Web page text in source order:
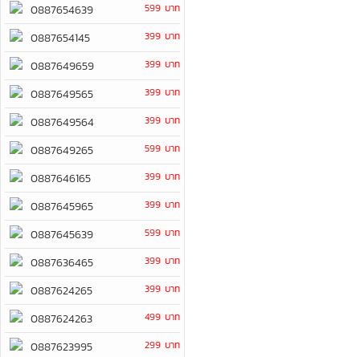
0887654639 599 บาท
0887654145 399 บาท
0887649659 399 บาท
0887649565 399 บาท
0887649564 399 บาท
0887649265 599 บาท
0887646165 399 บาท
0887645965 399 บาท
0887645639 599 บาท
0887636465 399 บาท
0887624265 399 บาท
0887624263 499 บาท
0887623995 299 บาท